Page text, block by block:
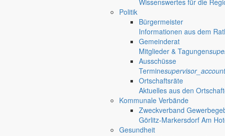
Wissenswertes für die
Politik
Bürgermeister
Informationen aus dem
Gemeinderat
Mitglieder & Tagungen
Ausschüsse
Terminesupervisor_account
Ortschaftsräte
Aktuelles aus den
Kommunale Verbände
Zweckverband
Görlitz-Markersdorf Am
Gesundheit